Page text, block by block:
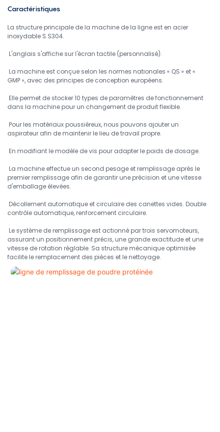
Caractéristiques
La structure principale de la machine de la ligne est en acier
inoxydable S.S304.
L'anglais s'affiche sur l'écran tactile (personnalisé).
La machine est conçue selon les normes nationales « QS » et «
GMP », avec des principes de conception européens.
Elle permet de stocker 10 types de paramètres de fonctionnement
dans la machine pour un changement de produit flexible.
Pour les matériaux poussiéreux, nous pouvons ajouter un
aspirateur afin de maintenir le lieu de travail propre.
En modifiant le modèle de vis pour adapter le poids de dosage.
La machine effectue un second pesage et remplissage après le
premier remplissage afin de garantir une précision et une vitesse
d'emballage élevées.
Décollement automatique et circulaire des canettes vides. Double
contrôle automatique, renforcement circulaire.
Le système de remplissage est actionné par trois servomoteurs,
assurant un positionnement précis, une grande exactitude et une
vitesse de rotation réglable. Sa structure mécanique optimisée
facilite le remplacement des pièces et le nettoyage.